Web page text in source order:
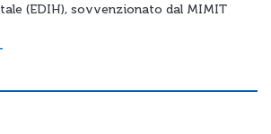
(EDIH), sovvenzionato dal MIMIT